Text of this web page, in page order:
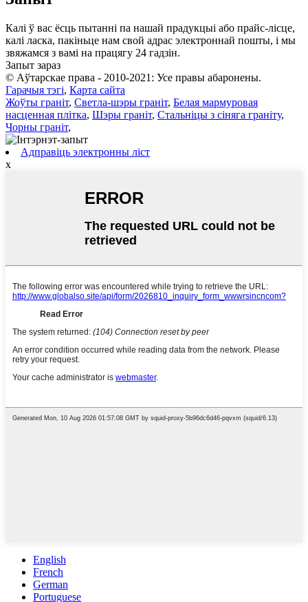
Калі ў вас ёсць пытанні па нашай прадукцыі або прайс-лісце,
калі ласка, пакіньце нам свой адрас электроннай пошты, і мы
звяжамся з вамі на працягу 24 гадзін.
Запыт зараз
© Аўтарскае права - 2010-2021: Усе правы абаронены.
Гарачыя тэгі, Карта сайта
Жоўты граніт, Светла-шэры граніт, Белая мармуровая
насценная плітка, Шэры граніт, Стальніцы з сіняга граніту,
Чорны граніт,
Адправіць электронны ліст
x
English
French
German
Portuguese